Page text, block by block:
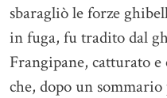
sbaragliò le forze
in fuga, fu tradito dal
Frangipane, catturato e
che, dopo un sommario